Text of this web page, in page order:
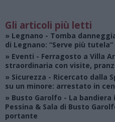
Gli articoli più letti
» Legnano - Tomba
di Legnano: “Serve più tutela”
» Eventi - Ferragosto a Villa
straordinaria con visite,
» Sicurezza - Ricercato dalla
su un minore: arrestato in
» Busto Garolfo - La
Pessina & Sala di Busto
portante